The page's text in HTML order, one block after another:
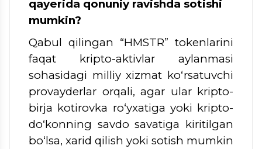
qayerida qonuniy ravishda sotishi
mumkin?
Qabul qilingan “HMSTR” tokenlarini
faqat kripto-aktivlar aylanmasi
sohasidagi milliy xizmat ko‘rsatuvchi
provayderlar orqali, agar ular kripto-
birja kotirovka ro‘yxatiga yoki kripto-
do‘konning savdo savatiga kiritilgan
bo‘lsa, xarid qilish yoki sotish mumkin